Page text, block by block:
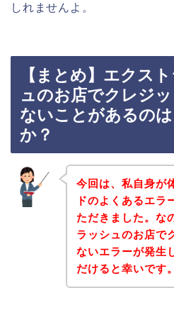
しれませんよ。
【まとめ】エクス
ュのお店でクレジ
ないことがあるの
か？
今回は、私自身が
ドのよくあるエラ
ただきました。な
ラッシュのお店で
ないエラーが発生
だけると幸いです。